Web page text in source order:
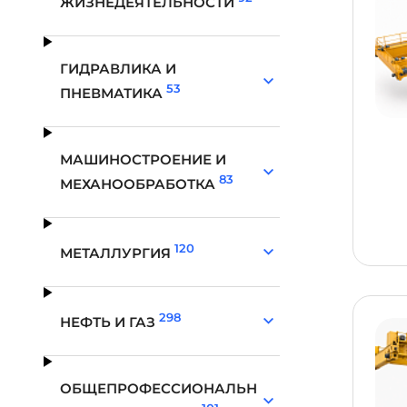
ГИДРАВЛИКА И
ПНЕВМАТИКА53
МАШИНОСТРОЕНИЕ И
МЕХАНООБРАБОТКА83
МЕТАЛЛУРГИЯ 120
НЕФТЬ И ГАЗ298
ОБЩЕПРОФЕССИОНАЛЬН